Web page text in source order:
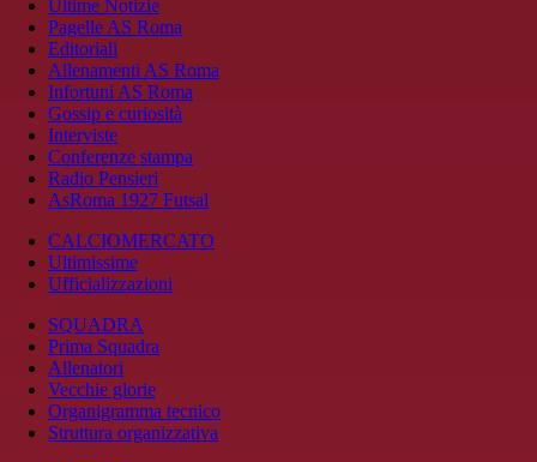
Ultime Notizie
Pagelle AS Roma
Editoriali
Allenamenti AS Roma
Infortuni AS Roma
Gossip e curiosità
Interviste
Conferenze stampa
Radio Pensieri
AsRoma 1927 Futsal
CALCIOMERCATO
Ultimissime
Ufficializzazioni
SQUADRA
Prima Squadra
Allenatori
Vecchie glorie
Organigramma tecnico
Struttura organizzativa